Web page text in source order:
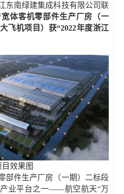
东南绿建集成科技有限公司联
体客机零部件生产厂房（一
飞机项目）获“2022年度浙江
目效果图
部件生产厂房（一期）二标段
业平台之一——航空航天“万